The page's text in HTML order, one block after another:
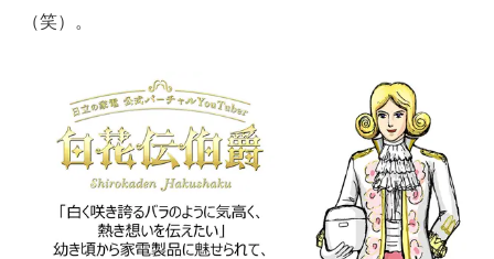
（笑）。